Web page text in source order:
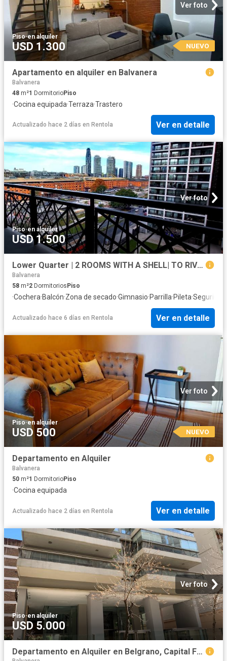
Ver foto
Piso·en alquiler
USD 1.300 NUEVO
Apartamento en alquiler en Balvanera
Balvanera
48 m²1 DormitorioPiso
·Cocina equipada·Terraza·Trastero
Actualizado hace 2 días en Rentola Ver en detalle
Ver foto
Piso·en alquiler
USD 1.500
Lower Quarter | 2 ROOMS WITH A SHELL| TO RIVER | Full Amenities |
Balvanera
58 m²2 Dormitorios Piso
·Cochera·Balcón·Zona de secado·Gimnasio·Parrilla·Pileta·Seguridad
Actualizado hace 6 días en Rentola Ver en detalle
Ver foto
Piso·en alquiler
USD 500 NUEVO
Departamento en Alquiler
Balvanera
50 m²1 DormitorioPiso
·Cocina equipada
Actualizado hace 2 días en Rentola Ver en detalle
Ver foto
Piso·en alquiler
USD 5.000
Departamento en Alquiler en Belgrano, Capital Federal